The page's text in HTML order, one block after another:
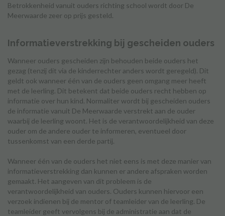
Betrokkenheid vanuit ouders richting school wordt door De
Meerwaarde zeer op prijs gesteld.
Informatieverstrekking bij gescheiden ouders
Wanneer ouders gescheiden zijn behouden beide ouders het
gezag (tenzij dit via de kinderrechter anders wordt geregeld). Dit
geldt ook wanneer één van de ouders geen omgang meer heeft
met de leerling. Dit betekent dat beide ouders recht hebben op
informatie over hun kind. Normaliter wordt bij gescheiden ouders
de informatie vanuit De Meerwaarde verstrekt aan de ouder
waarbij de leerling woont. Het is de verantwoordelijkheid van deze
ouder om de andere ouder te informeren, eventueel door
tussenkomst van een derde partij.
Wanneer één van de ouders het niet eens is met deze manier van
informatieverstrekking dan kunnen er andere afspraken worden
gemaakt. Het aangeven van dit probleem is de
verantwoordelijkheid van ouders. Ouders kunnen hiervoor een
verzoek indienen bij de mentor of teamleider van de leerling. De
teamleider geeft vervolgens bij de administratie aan dat de